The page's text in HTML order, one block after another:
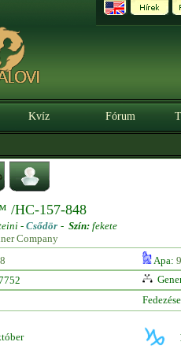
Kvíz Fórum
/HC-157-848
- Csődör - Szín: fekete
Company
Apa: